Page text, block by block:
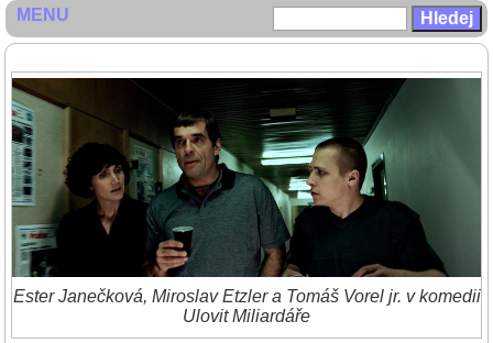
Ester Janečková, Miroslav Etzler a Tomáš Vorel jr. v komedii
Ulovit Miliardáře
MENU